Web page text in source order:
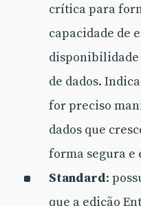
crítica para
capacidade de
disponibilidade
de dados.
for preciso
dados que
forma segura e
Standard:
que a edição